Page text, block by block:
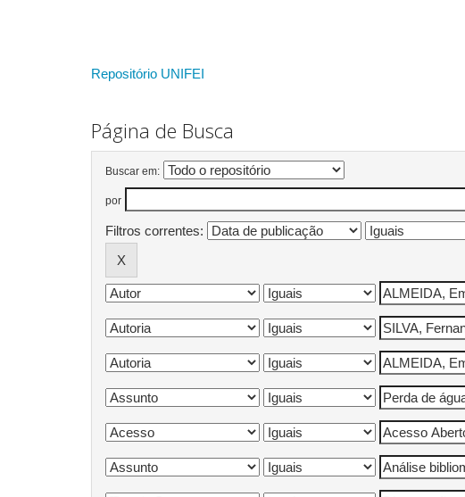
Repositório UNIFEI
Página de Busca
Buscar em:
por
Filtros correntes: